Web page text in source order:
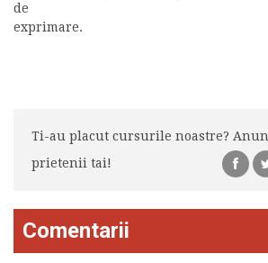
de
exprimare.
Ti-au placut cursurile noastre?
prietenii tai!
Comentarii